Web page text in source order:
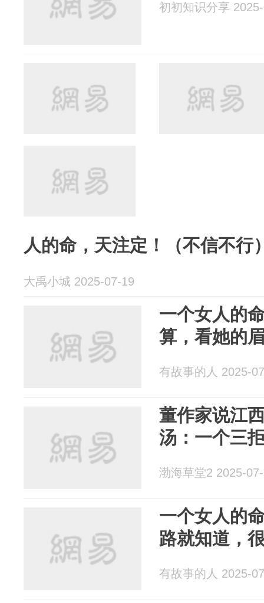
初初知识分享
人的命，天注定！（不信不行
大禹小城 2025-07-19
一个女人的
算，看她的
有故事的人 2025-
董作家说江
汤：一个三
渤海草堂2 2025-
一个女人的
路就知道，
有故事的人 2025-